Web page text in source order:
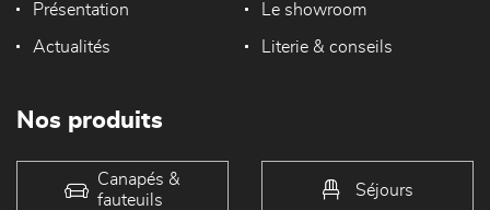
Présentation Le showroom
Actualités Literie & conseils
Nos produits
Canapés &
fauteuils
Séjours